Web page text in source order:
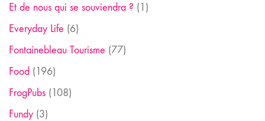
Et de nous qui se souviendra ? (1)
Everyday Life (6)
Fontainebleau Tourisme (77)
Food (196)
FrogPubs (108)
Fundy (3)